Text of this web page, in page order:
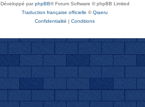
Développé parphpBB® Forum Software © phpBB Limited
Traduction française officielle ©Qiaeru
Confidentialité | Conditions